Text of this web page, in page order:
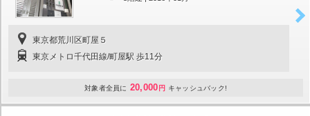
東京都荒川区町屋５
東京メトロ千代田線/町屋駅 歩11分
対象者全員に 20,000 円 キャッシュバック!